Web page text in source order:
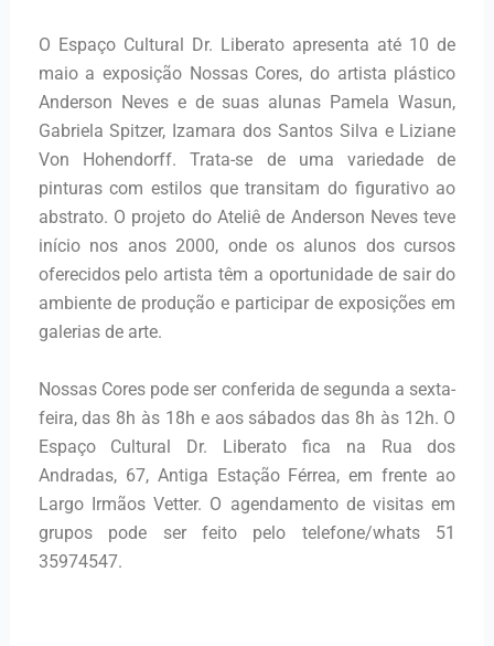
O Espaço Cultural Dr. Liberato apresenta até 10 de
maio a exposição Nossas Cores, do artista plástico
Anderson Neves e de suas alunas Pamela Wasun,
Gabriela Spitzer, Izamara dos Santos Silva e Liziane
Von Hohendorff. Trata-se de uma variedade de
pinturas com estilos que transitam do figurativo ao
abstrato. O projeto do Ateliê de Anderson Neves teve
início nos anos 2000, onde os alunos dos cursos
oferecidos pelo artista têm a oportunidade de sair do
ambiente de produção e participar de exposições em
galerias de arte.
Nossas Cores pode ser conferida de segunda a sexta-
feira, das 8h às 18h e aos sábados das 8h às 12h. O
Espaço Cultural Dr. Liberato fica na Rua dos
Andradas, 67, Antiga Estação Férrea, em frente ao
Largo Irmãos Vetter. O agendamento de visitas em
grupos pode ser feito pelo telefone/whats 51
35974547.